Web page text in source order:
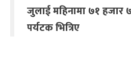
जुलाई महिनामा ७१ हजार
पर्यटक भित्रिए